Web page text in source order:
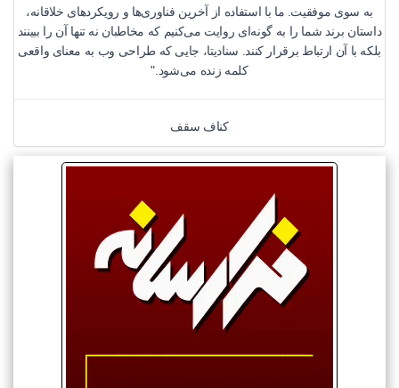
به سوی موفقیت. ما با استفاده از آخرین فناوری‌ها و رویکردهای خلاقانه،
داستان برند شما را به گونه‌ای روایت می‌کنیم که مخاطبان نه تنها آن را ببینند
بلکه با آن ارتباط برقرار کنند. سنادیتا، جایی که طراحی وب به معنای واقعی
کلمه زنده می‌شود."
کناف سقف